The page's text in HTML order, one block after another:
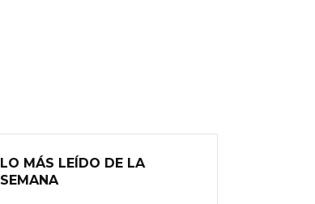
LO MÁS LEÍDO DE LA
SEMANA